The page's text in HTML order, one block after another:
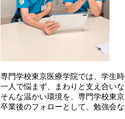
専門学校東京医療学院では、学生
一人で悩まず、まわりと支え合い
そんな温かい環境を、専門学校東
卒業後のフォローとして、勉強会